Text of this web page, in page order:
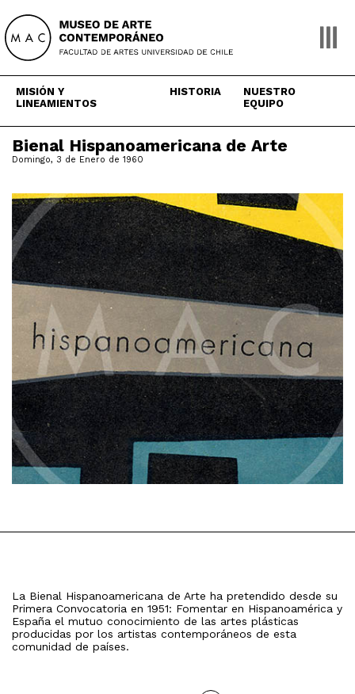
content
MISIÓN Y
LINEAMIENTOS
HISTORIA
NUESTRO
EQUIPO
Bienal Hispanoamericana de Arte
Domingo, 3 de Enero de 1960
La Bienal Hispanoamericana de Arte ha pretendido desde su
Primera Convocatoria en 1951: Fomentar en Hispanoamérica y
España el mutuo conocimiento de las artes plásticas
producidas por los artistas contemporáneos de esta
comunidad de países.